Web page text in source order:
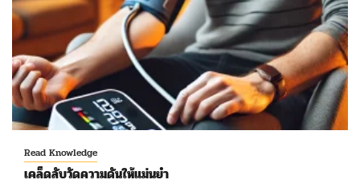
Read Knowledge
เคล็ดลับวัดความดันให้แม่นยำ